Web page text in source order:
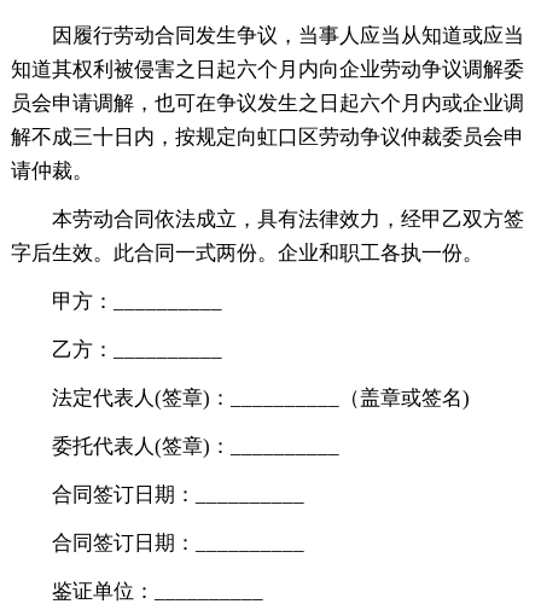
因履行劳动合同发生争议，当事人应当从知道或应当
知道其权利被侵害之日起六个月内向企业劳动争议调解委
员会申请调解，也可在争议发生之日起六个月内或企业调
解不成三十日内，按规定向虹口区劳动争议仲裁委员会申
请仲裁。
本劳动合同依法成立，具有法律效力，经甲乙双方签
字后生效。此合同一式两份。企业和职工各执一份。
甲方：__________
乙方：__________
法定代表人(签章)：__________（盖章或签名)
委托代表人(签章)：__________
合同签订日期：__________
合同签订日期：__________
鉴证单位：__________